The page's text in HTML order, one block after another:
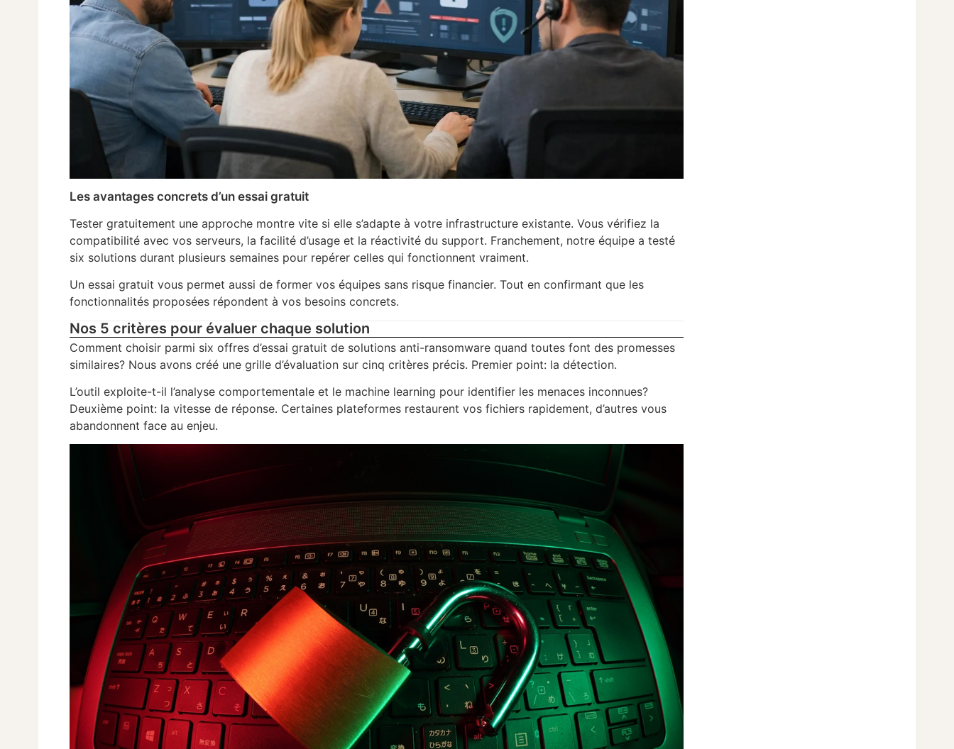
Les avantages concrets d’un essai gratuit
Tester gratuitement une approche montre vite si elle s’adapte à votre infrastructure existante. Vous vérifiez la
compatibilité avec vos serveurs, la facilité d’usage et la réactivité du support. Franchement, notre équipe a testé
six solutions durant plusieurs semaines pour repérer celles qui fonctionnent vraiment.
Un essai gratuit vous permet aussi de former vos équipes sans risque financier. Tout en confirmant que les
fonctionnalités proposées répondent à vos besoins concrets.
Nos 5 critères pour évaluer chaque solution
Comment choisir parmi six offres d’essai gratuit de solutions anti-ransomware quand toutes font des promesses
similaires? Nous avons créé une grille d’évaluation sur cinq critères précis. Premier point: la détection.
L’outil exploite-t-il l’analyse comportementale et le machine learning pour identifier les menaces inconnues?
Deuxième point: la vitesse de réponse. Certaines plateformes restaurent vos fichiers rapidement, d’autres vous
abandonnent face au enjeu.